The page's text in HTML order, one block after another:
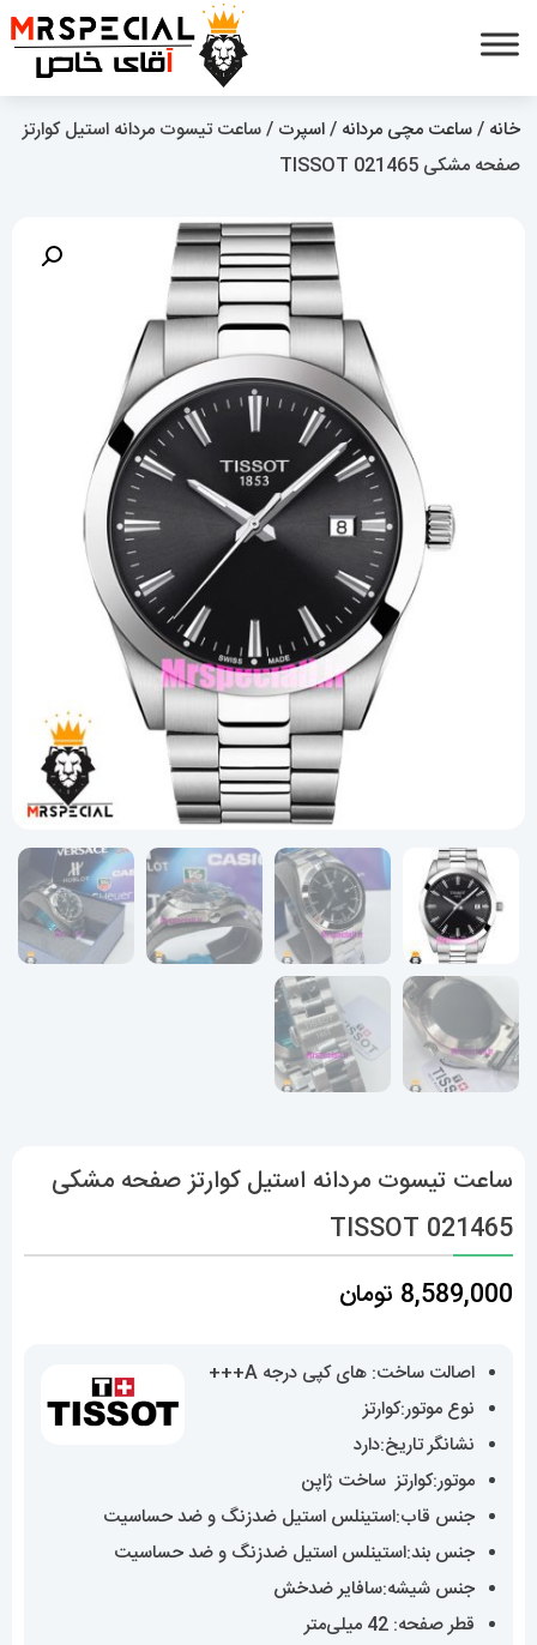
خانه /ساعت مچی مردانه /اسپرت / ساعت تیسوت مردانه استیل کوارتز
صفحه مشکی 021465 TISSOT
ساعت تیسوت مردانه استیل کوارتز صفحه مشکی
021465 TISSOT
8,589,000 تومان
اصالت ساخت: های کپی درجه A+++
نوع موتور:کوارتز
نشانگر تاریخ:دارد
موتور:کوارتز ساخت ژاپن
جنس قاب:استینلس استیل ضدزنگ و ضد حساسیت
جنس بند:استینلس استیل ضدزنگ و ضد حساسیت
جنس شیشه:سافایر ضدخش
قطر صفحه: 42 میلی‌متر